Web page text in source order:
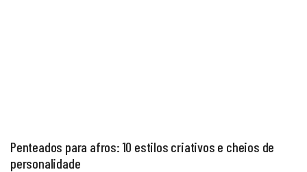
Penteados para afros: 10 estilos criativos e cheios de
personalidade